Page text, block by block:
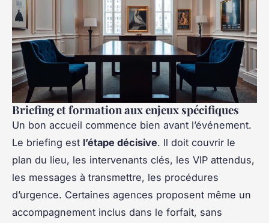
Briefing et formation aux enjeux spécifiques
Un bon accueil commence bien avant l’événement.
Le briefing est l’étape décisive. Il doit couvrir le
plan du lieu, les intervenants clés, les VIP attendus,
les messages à transmettre, les procédures
d’urgence. Certaines agences proposent même un
accompagnement inclus dans le forfait, sans